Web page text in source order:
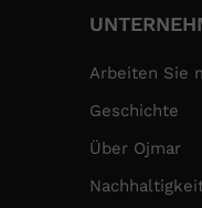
Arbeiten Sie
Geschichte
Über Ojmar